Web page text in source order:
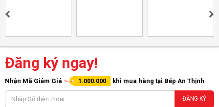
Đăng ký ngay!
Nhận Mã Giảm Giá 1.000.000 khi mua hàng tại Bếp An Thịnh
ĐĂNG KÝ